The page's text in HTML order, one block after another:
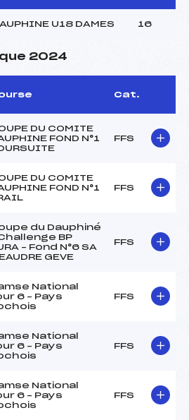
U18 DAMES 16
2024
Cat.
DU COMITE
FOND N°1
FFS
DU COMITE
FOND N°1
FFS
du Dauphiné
BP
– Fond N°6 SA
GEVE
FFS
National
6 – Pays
FFS
National
6 – Pays
FFS
National
6 – Pays
FFS